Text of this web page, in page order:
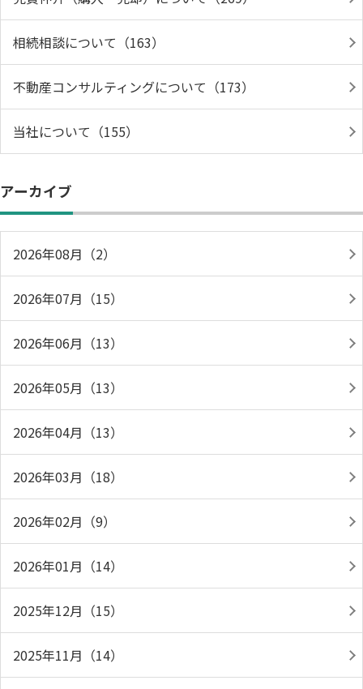
相続相談について（163）
不動産コンサルティングについて（173）
当社について（155）
アーカイブ
2026年08月（2）
2026年07月（15）
2026年06月（13）
2026年05月（13）
2026年04月（13）
2026年03月（18）
2026年02月（9）
2026年01月（14）
2025年12月（15）
2025年11月（14）